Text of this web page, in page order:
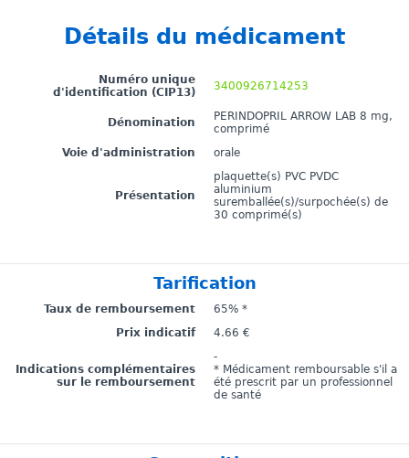
Détails du médicament
Numéro unique
d'identification (CIP13)
3400926714253
Dénomination
PERINDOPRIL ARROW LAB 8 mg,
comprimé
Voie d'administration
orale
Présentation
plaquette(s) PVC PVDC
aluminium
suremballée(s)/surpochée(s) de
30 comprimé(s)
Tarification
Taux de remboursement
65% *
Prix indicatif
4.66 €
Indications complémentaires
sur le remboursement
-
* Médicament remboursable s'il a
été prescrit par un professionnel
de santé